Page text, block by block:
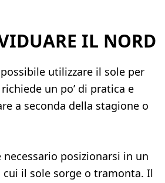
IL NORD
utilizzare il sole per
un po’ di pratica e
a seconda della stagione o
posizionarsi in un
cui il sole sorge o tramonta. Il